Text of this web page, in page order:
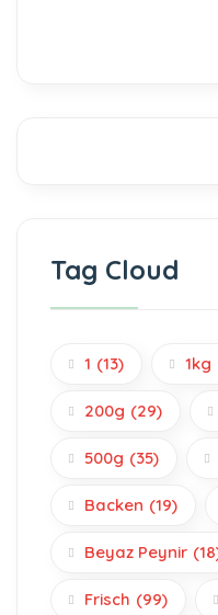
Tag Cloud
1 (13) 1kg
200g (29)
500g (35)
Backen (19)
Beyaz Peynir
Frisch (99)